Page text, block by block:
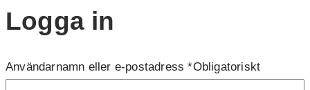
Logga in
Användarnamn eller e-postadress*Obligatoriskt